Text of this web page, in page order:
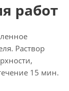
работ
Раствор
15 мин.